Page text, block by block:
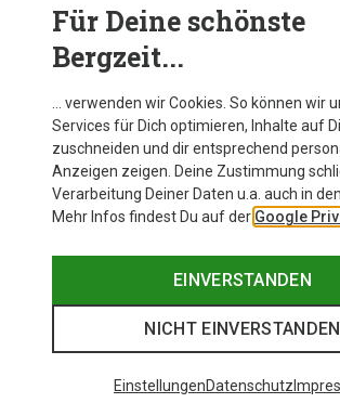
entdecken – für draußen, fürs Angeln, für
Für Deine schönste
Bergzeit...
… verwenden wir Cookies. So können wir
Services für Dich optimieren, Inhalte auf
zuschneiden und dir entsprechend
Anzeigen zeigen. Deine Zustimmung
Verarbeitung Deiner Daten u.a. auch in
Mehr Infos findest Du auf der Google
EINVERSTANDEN
NICHT EINVERSTANDEN
EinstellungenDatenschutz